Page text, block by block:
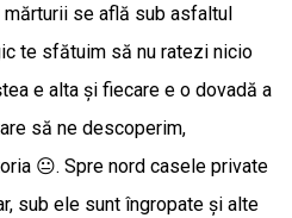
se află sub asfaltul
te sfătuim să nu ratezi nicio
e alta și fiecare e o dovadă a
să ne descoperim,
😐. Spre nord casele private
sub ele sunt îngropate și alte